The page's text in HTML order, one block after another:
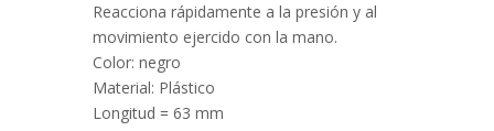
Reacciona rápidamente a la presión y al
movimiento ejercido con la mano.
Color: negro
Material: Plástico
Longitud = 63 mm